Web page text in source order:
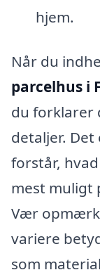
hjem.
Når du
parcelhus i
du forklarer
detaljer.
forstår,
mest muligt
Vær
variere
som